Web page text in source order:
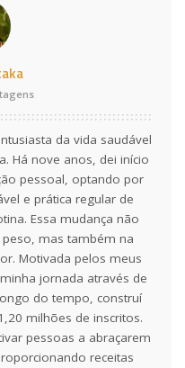
da vida saudável
Há nove anos, dei início
pessoal, optando por
e prática regular de
Essa mudança não
mas também na
Motivada pelos meus
jornada através de
do tempo, construí
milhões de inscritos.
pessoas a abraçarem
receitas